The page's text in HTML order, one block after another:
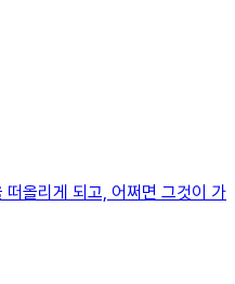
올리게 되고, 어쩌면 그것이 가